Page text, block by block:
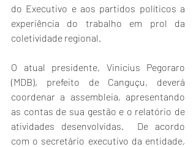
do Executivo e aos partidos políticos a
experiência do trabalho em prol da
coletividade regional.
O atual presidente, Vinicius Pegoraro
(MDB), prefeito de Canguçu, deverá
coordenar a assembleia, apresentando
as contas de sua gestão e o relatório de
atividades desenvolvidas.  De acordo
com o secretário executivo da entidade,